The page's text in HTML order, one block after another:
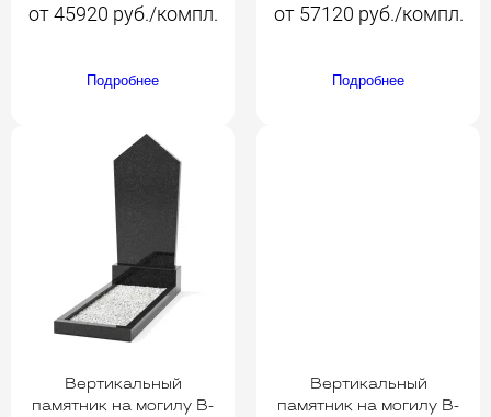
от 45920 руб./компл.
Подробнее
от 57120 руб./компл.
Подробнее
Вертикальный
памятник на могилу B-
Вертикальный
памятник на могилу B-